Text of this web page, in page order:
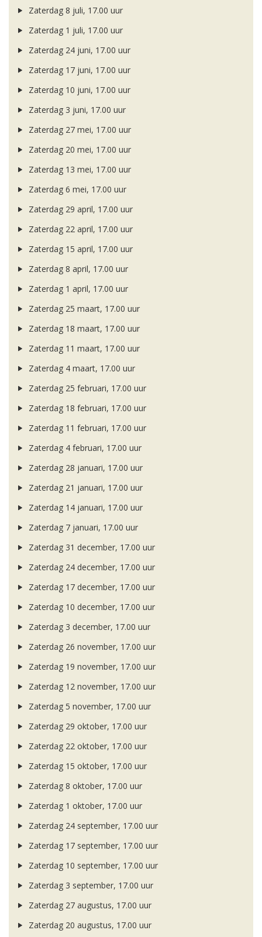
Zaterdag 8 juli, 17.00 uur
Zaterdag 1 juli, 17.00 uur
Zaterdag 24 juni, 17.00 uur
Zaterdag 17 juni, 17.00 uur
Zaterdag 10 juni, 17.00 uur
Zaterdag 3 juni, 17.00 uur
Zaterdag 27 mei, 17.00 uur
Zaterdag 20 mei, 17.00 uur
Zaterdag 13 mei, 17.00 uur
Zaterdag 6 mei, 17.00 uur
Zaterdag 29 april, 17.00 uur
Zaterdag 22 april, 17.00 uur
Zaterdag 15 april, 17.00 uur
Zaterdag 8 april, 17.00 uur
Zaterdag 1 april, 17.00 uur
Zaterdag 25 maart, 17.00 uur
Zaterdag 18 maart, 17.00 uur
Zaterdag 11 maart, 17.00 uur
Zaterdag 4 maart, 17.00 uur
Zaterdag 25 februari, 17.00 uur
Zaterdag 18 februari, 17.00 uur
Zaterdag 11 februari, 17.00 uur
Zaterdag 4 februari, 17.00 uur
Zaterdag 28 januari, 17.00 uur
Zaterdag 21 januari, 17.00 uur
Zaterdag 14 januari, 17.00 uur
Zaterdag 7 januari, 17.00 uur
Zaterdag 31 december, 17.00 uur
Zaterdag 24 december, 17.00 uur
Zaterdag 17 december, 17.00 uur
Zaterdag 10 december, 17.00 uur
Zaterdag 3 december, 17.00 uur
Zaterdag 26 november, 17.00 uur
Zaterdag 19 november, 17.00 uur
Zaterdag 12 november, 17.00 uur
Zaterdag 5 november, 17.00 uur
Zaterdag 29 oktober, 17.00 uur
Zaterdag 22 oktober, 17.00 uur
Zaterdag 15 oktober, 17.00 uur
Zaterdag 8 oktober, 17.00 uur
Zaterdag 1 oktober, 17.00 uur
Zaterdag 24 september, 17.00 uur
Zaterdag 17 september, 17.00 uur
Zaterdag 10 september, 17.00 uur
Zaterdag 3 september, 17.00 uur
Zaterdag 27 augustus, 17.00 uur
Zaterdag 20 augustus, 17.00 uur